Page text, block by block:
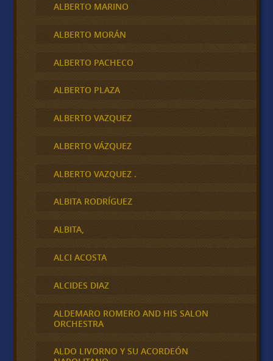
ALBERTO MARINO
ALBERTO MORÁN
ALBERTO PACHECO
ALBERTO PLAZA
ALBERTO VAZQUEZ
ALBERTO VÁZQUEZ
ALBERTO VAZQUEZ .
ALBITA RODRÍGUEZ
ALBITA,
ALCI ACOSTA
ALCIDES DIAZ
ALDEMARO ROMERO AND HIS SALON
ORCHESTRA
ALDO LIVORNO Y SU ACORDEÓN